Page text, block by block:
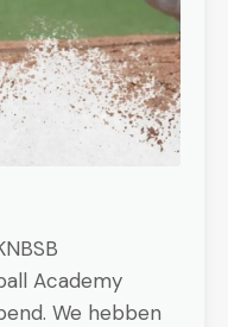
Academy
We hebben